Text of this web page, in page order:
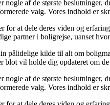
nogle af de største
valg. Vores indhold er
for at dele deres viden og
partner i boligrejse, uanset hvor
pålidelige kilde til alt om
vil holde dig opdateret om
nogle af de største
valg. Vores indhold er